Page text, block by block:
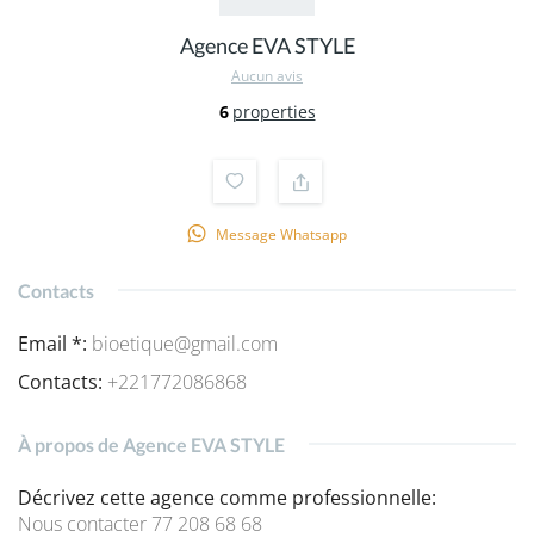
Agence EVA STYLE
Aucun avis
6 properties
Message Whatsapp
Contacts
Email *: bioetique@gmail.com
Contacts: +221772086868
À propos de Agence EVA STYLE
Décrivez cette agence comme professionnelle:
Nous contacter 77 208 68 68